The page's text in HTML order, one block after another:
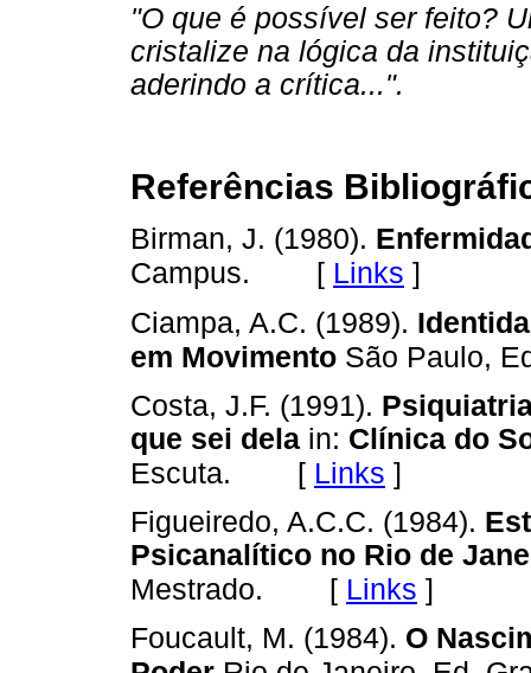
"O que é possível ser feito?
cristalize na lógica da
aderindo a crítica...".
Referências
Birman, J. (1980).
Campus. [ Links ]
Ciampa, A.C. (1989).
em Movimento São Paulo,
Costa, J.F. (1991).
que sei dela in: Clínica do
Escuta. [ Links ]
Figueiredo, A.C.C. (1984).
Psicanalítico no Rio de
Mestrado. [ Links ]
Foucault, M. (1984). O